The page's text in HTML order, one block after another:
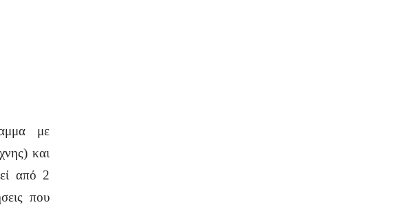
με
και
από 2
που